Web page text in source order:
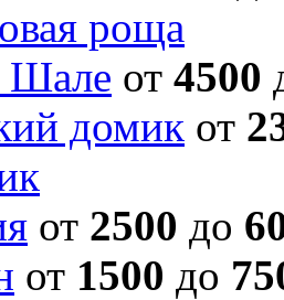
роща
Шале от 4500
домик от
от 2500 до
от 1500 до